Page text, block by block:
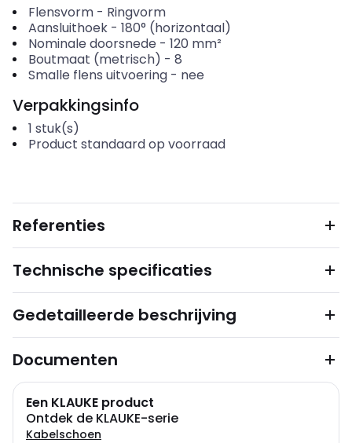
Flensvorm- Ringvorm
Aansluithoek- 180° (horizontaal)
Nominale doorsnede - 120 mm²
Boutmaat (metrisch) - 8
Smalle flens uitvoering- nee
Verpakkingsinfo
1 stuk(s)
Product standaard op voorraad
Referenties
Technische specificaties
Gedetailleerde beschrijving
Documenten
Een KLAUKE product
Ontdek de KLAUKE-serie
Kabelschoen